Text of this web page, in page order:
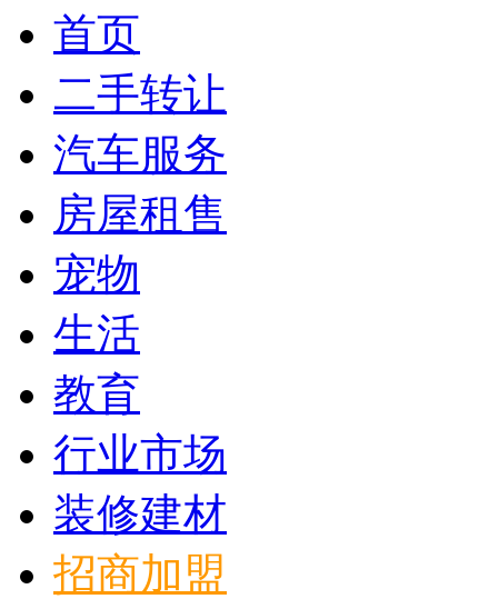
首页
二手转让
汽车服务
房屋租售
宠物
生活
教育
行业市场
装修建材
招商加盟